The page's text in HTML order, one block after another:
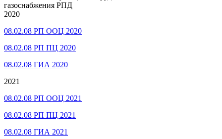
газоснабжения РПД
2020
08.02.08 РП ООЦ 2020
08.02.08 РП ПЦ 2020
08.02.08 ГИА 2020
2021
08.02.08 РП ООЦ 2021
08.02.08 РП ПЦ 2021
08.02.08 ГИА 2021